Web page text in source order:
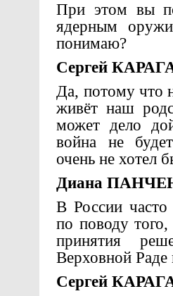
При этом вы
ядерным
понимаю?
Сергей
Да, потому что
живёт наш
может дело
война не
очень не хотел
Диана
В России
по поводу
принятия
Верховной Раде
Сергей